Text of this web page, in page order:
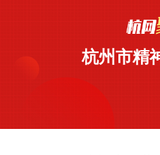
杭州市精